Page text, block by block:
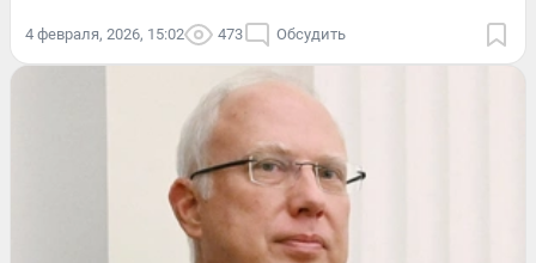
4 февраля, 2026, 15:02 473 Обсудить